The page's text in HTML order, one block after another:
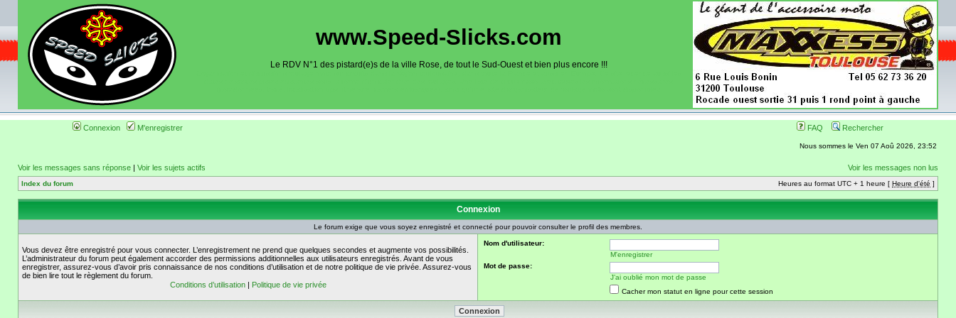
www.Speed-Slicks.com
Le RDV N°1 des pistard(e)s de la ville Rose, de tout le Sud-Ouest et bien plus encore !!!
Connexion M'enregistrer FAQ Rechercher
Nous sommes le Ven 07 Aoû 2026, 23:52
Voir les messages sans réponse | Voir les sujets actifs Voir les messages non lus
Index du forum Heures au format UTC + 1 heure [ Heure d'été ]
Connexion
Le forum exige que vous soyez enregistré et connecté pour pouvoir consulter le profil des membres.
Vous devez être enregistré pour vous connecter. L’enregistrement ne prend que quelques secondes et augmente vos possibilités.
L’administrateur du forum peut également accorder des permissions additionnelles aux utilisateurs enregistrés. Avant de vous
enregistrer, assurez-vous d’avoir pris connaissance de nos conditions d’utilisation et de notre politique de vie privée. Assurez-vous
de bien lire tout le règlement du forum.
Conditions d’utilisation| Politique de vie privée
Nom d'utilisateur:
M'enregistrer
Mot de passe:
J’ai oublié mon mot de passe
Cacher mon statut en ligne pour cette session